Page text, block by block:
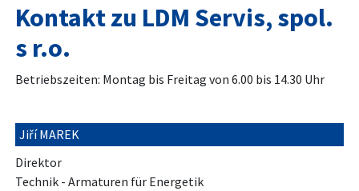
Kontakt zu LDM Servis, spol.
s r.o.
Betriebszeiten: Montag bis Freitag von 6.00 bis 14.30 Uhr
Jiří MAREK
Direktor
Technik - Armaturen für Energetik